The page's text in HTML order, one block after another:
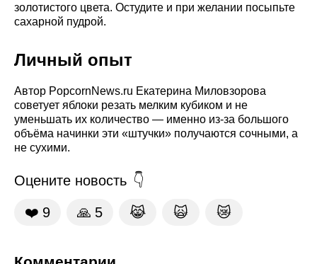
золотистого цвета. Остудите и при желании посыпьте
сахарной пудрой.
Личный опыт
Автор PopcornNews.ru Екатерина Миловзорова
советует яблоки резать мелким кубиком и не
уменьшать их количество — именно из-за большого
объёма начинки эти «штучки» получаются сочными, а
не сухими.
Оцените новость
❤️ 9 🙏 5 😹 🙀 😿